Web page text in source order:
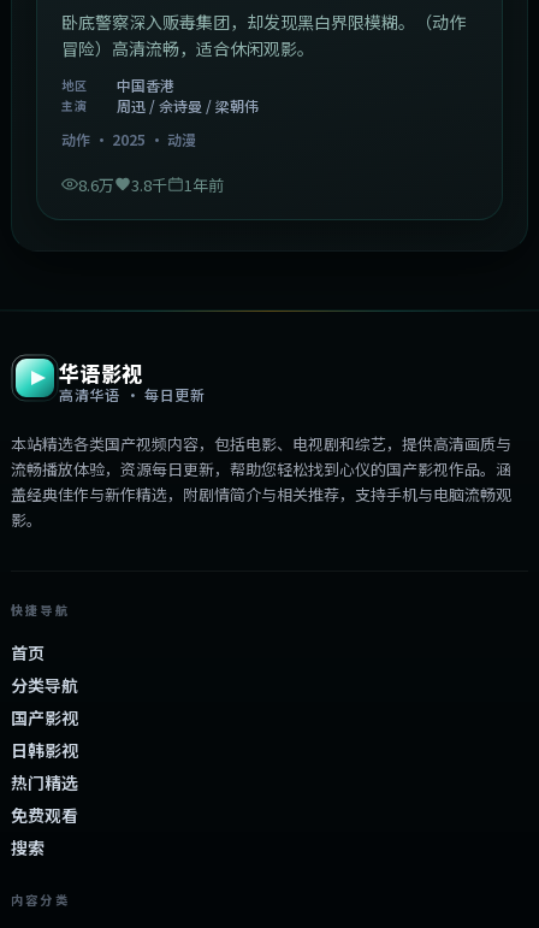
卧底警察深入贩毒集团，却发现黑白界限模糊。（动作
冒险）高清流畅，适合休闲观影。
地区 中国香港
主演
周迅 / 佘诗曼 / 梁朝伟
动作· 2025 · 动漫
8.6万 3.8千 1年前
华语影视
高清华语 · 每日更新
本站精选各类国产视频内容，包括电影、电视剧和综艺，提供高清画质与
流畅播放体验，资源每日更新，帮助您轻松找到心仪的国产影视作品。涵
盖经典佳作与新作精选，附剧情简介与相关推荐，支持手机与电脑流畅观
影。
快捷导航
首页
分类导航
国产影视
日韩影视
热门精选
免费观看
搜索
内容分类